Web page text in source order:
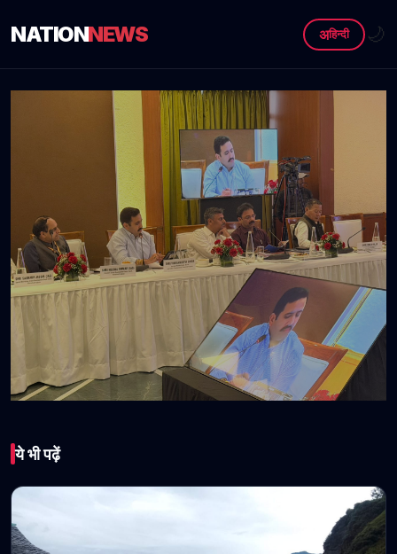
NATIONNEWS अहिन्दी 🌙
विक्रमादित्य सिंह ने भारत
सरकार से 5400 करोड़ रुपये
केन्द्रीय हिस्सेदारी के रूप में
ये भी पढ़ें